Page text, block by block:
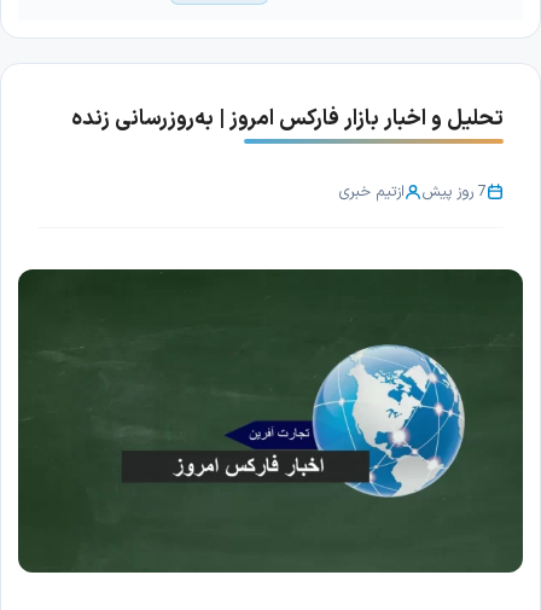
تحلیل و اخبار بازار فارکس امروز | به‌روزرسانی زنده
7 روز پیش ازتیم خبری